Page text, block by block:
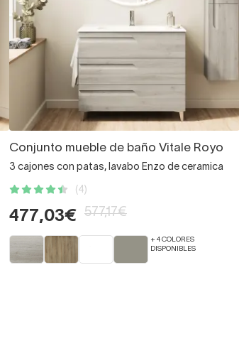
Conjunto mueble de baño Vitale Royo
3 cajones con patas, lavabo Enzo de ceramica
(4)
477,03€ 577,17€
+ 4 COLORES
DISPONIBLES